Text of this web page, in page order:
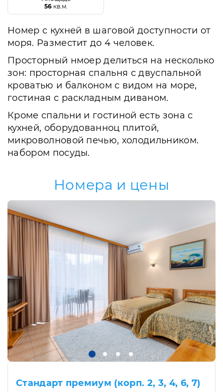
56кв.м.
Номер с кухней в шаговой доступности от
моря. Разместит до 4 человек.
Просторный нмоер делиться на несколько
зон: просторная спальня с двуспальной
кроватью и балконом с видом на море,
гостиная с раскладным диваном.
Кроме спальни и гостиной есть зона с
кухней, оборудованноц плитой,
микроволновой печью, холодильником.
набором посуды.
Номера и цены
Стандарт премиум (корп. 2, 3, 4, 6, 7)